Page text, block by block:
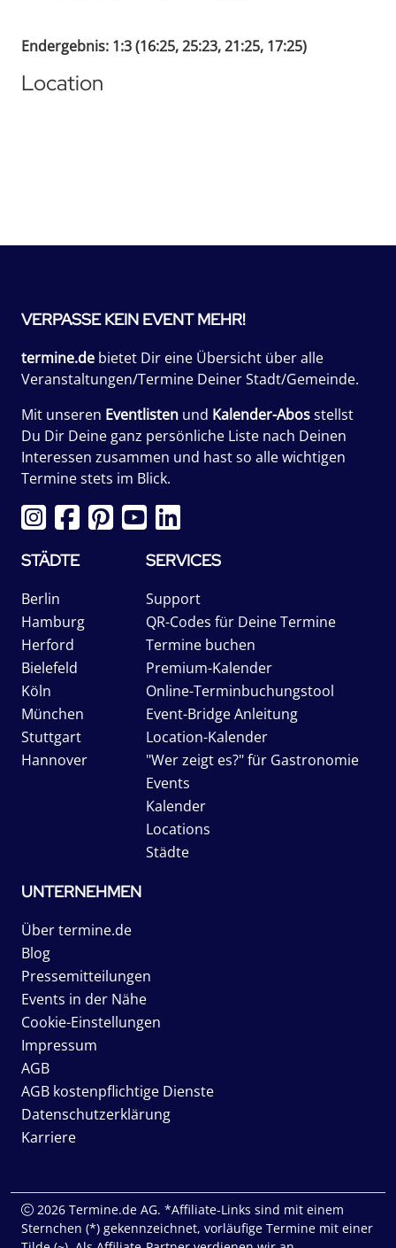
Endergebnis: 1:3 (16:25, 25:23, 21:25, 17:25)
Location
VERPASSE KEIN EVENT MEHR!
termine.de bietet Dir eine Übersicht über alle
Veranstaltungen/Termine Deiner Stadt/Gemeinde.
Mit unseren Eventlisten und Kalender-Abosstellst
Du Dir Deine ganz persönliche Liste nach Deinen
Interessen zusammen und hast so alle wichtigen
Termine stets im Blick.
STÄDTE
Berlin
Hamburg
Herford
Bielefeld
Köln
München
Stuttgart
Hannover
SERVICES
Support
QR-Codes für Deine Termine
Termine buchen
Premium-Kalender
Online-Terminbuchungstool
Event-Bridge Anleitung
Location-Kalender
"Wer zeigt es?" für Gastronomie
Events
Kalender
Locations
Städte
UNTERNEHMEN
Über termine.de
Blog
Pressemitteilungen
Events in der Nähe
Cookie-Einstellungen
Impressum
AGB
AGB kostenpflichtige Dienste
Datenschutzerklärung
Karriere
2026 Termine.de AG. *Affiliate-Links sind mit einem
Sternchen (*) gekennzeichnet, vorläufige Termine mit einer